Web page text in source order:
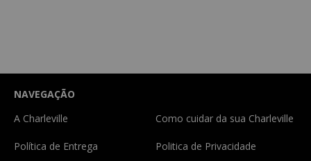
NAVEGAÇÃO
A Charleville
Como cuidar da sua Charleville
Política de Entrega Politica de Privacidade